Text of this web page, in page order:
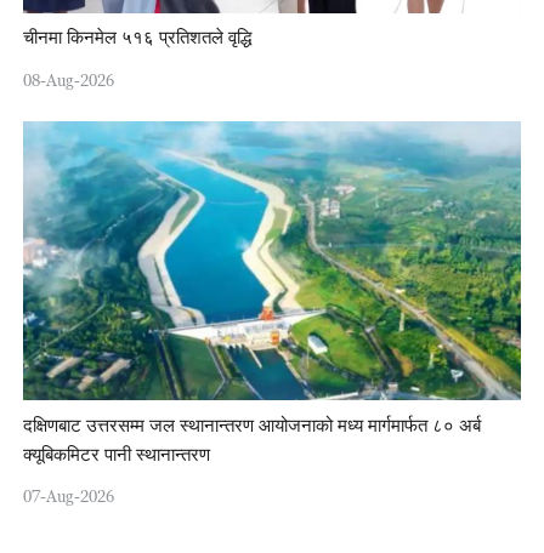
चीनमा किनमेल ५१६ प्रतिशतले वृद्धि
08-Aug-2026
दक्षिणबाट उत्तरसम्म जल स्थानान्तरण आयोजनाको मध्य मार्गमार्फत ८० अर्ब
क्यूबिकमिटर पानी स्थानान्तरण
07-Aug-2026